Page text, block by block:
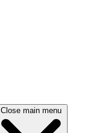
Close main menu